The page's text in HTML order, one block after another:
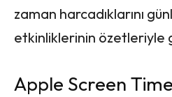
zaman harcadıklarını
etkinliklerinin özetleriyle
Apple Screen Time